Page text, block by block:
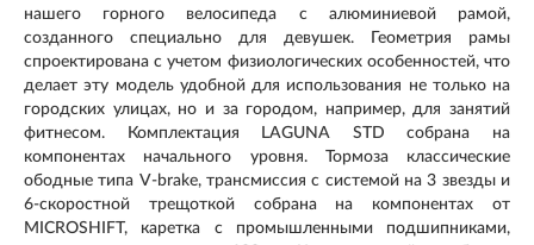
нашего горного велосипеда с алюминиевой рамой,
созданного специально для девушек. Геометрия рамы
спроектирована с учетом физиологических особенностей, что
делает эту модель удобной для использования не только на
городских улицах, но и за городом, например, для занятий
фитнесом. Комплектация LAGUNA STD собрана на
компонентах начального уровня. Тормоза классические
ободные типа V-brake, трансмиссия с системой на 3 звезды и
6-скоростной трещоткой собрана на компонентах от
MICROSHIFT, каретка с промышленными подшипниками,